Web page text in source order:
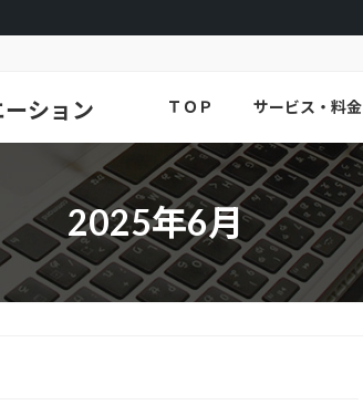
ション ＴＯＰ サービス・料金
2025年6月